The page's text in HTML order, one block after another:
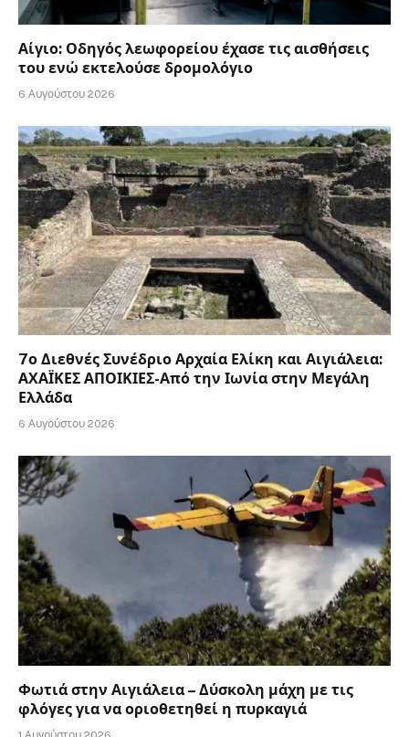
Αίγιο: Οδηγός λεωφορείου έχασε τις αισθήσεις
του ενώ εκτελούσε δρομολόγιο
6 Αυγούστου 2026
7ο Διεθνές Συνέδριο Αρχαία Ελίκη και Αιγιάλεια:
ΑΧΑΪΚΕΣ ΑΠΟΙΚΙΕΣ-Από την Ιωνία στην Μεγάλη
Ελλάδα
6 Αυγούστου 2026
Φωτιά στην Αιγιάλεια – Δύσκολη μάχη με τις
φλόγες για να οριοθετηθεί η πυρκαγιά